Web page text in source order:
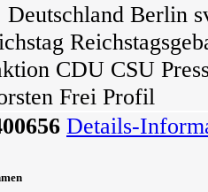
Deutschland Berlin
CDU CSU
Frei Profil
Details-